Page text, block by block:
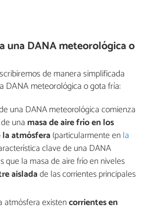
una DANA meteorológica o
de manera simplificada
DANA meteorológica o gota fría:
una DANA meteorológica comienza
una masa de aire frío en los
atmósfera (particularmente en la
clave de una DANA
que la masa de aire frío en niveles
aisladade las corrientes principales
atmósfera existencorrientes en